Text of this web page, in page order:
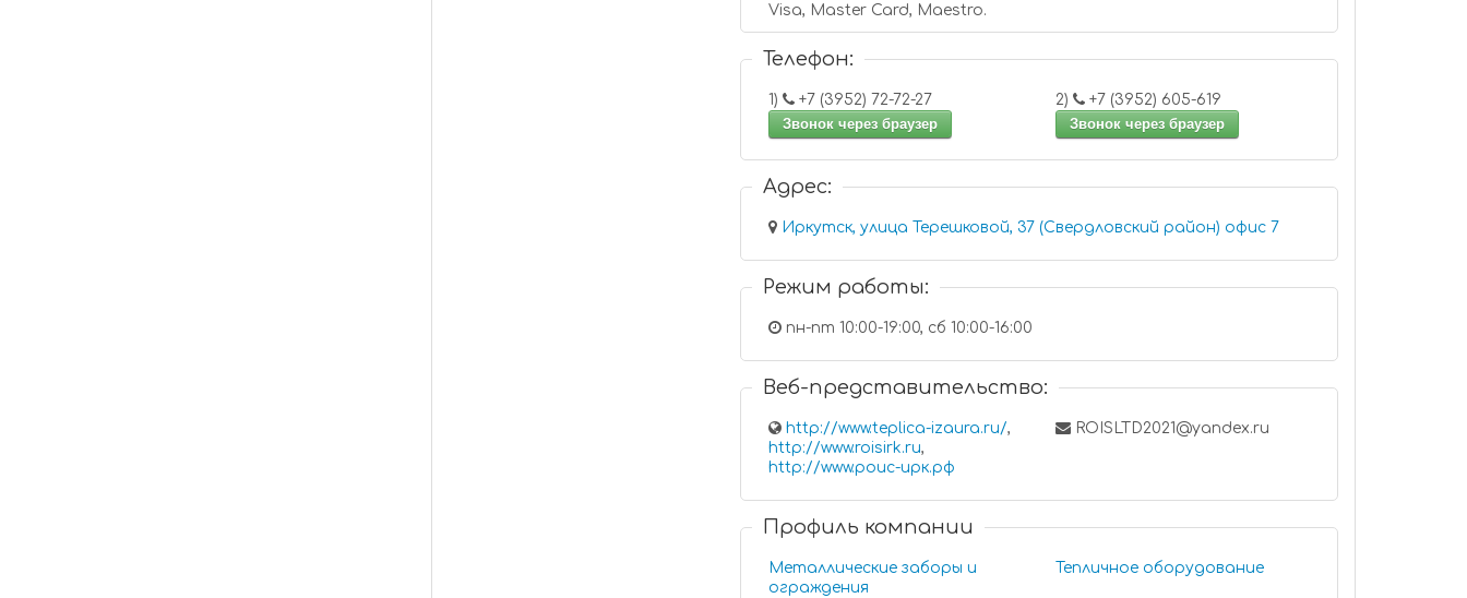
Visa, Master Card, Maestro.
Телефон:
1)
+7 (3952) 72-72-27
Звонок через браузер
2)
+7 (3952) 605-619
Звонок через браузер
Адрес:
Иркутск, улица Терешковой, 37 (Свердловский район) офис 7
Режим работы:
пн-пт 10:00-19:00, сб 10:00-16:00
Веб-представительство:
http://www.teplica-izaura.ru/,
http://www.roisirk.ru,
http://www.роис-ирк.рф
ROISLTD2021@yandex.ru
Профиль компании
Металлические заборы и
ограждения
Тепличное оборудование